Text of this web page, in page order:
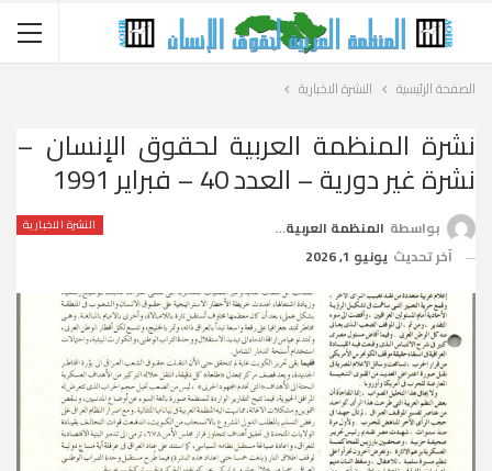
الصفحة الرئيسية النشرة الاخبارية
نشرة المنظمة العربية لحقوق الإنسان –
نشرة غير دورية – العدد 40 – فبراير 1991
النشرة الاخبارية بواسطة المنظمة العربية لحقوق الإنسان
آخر تحديث يونيو 1, 2026